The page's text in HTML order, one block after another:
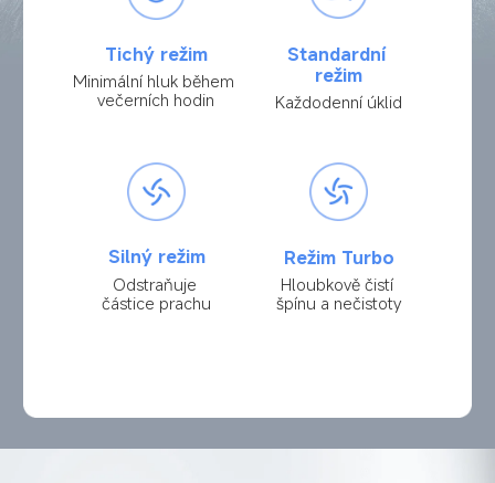
Tichý režim
Minimální hluk během
večerních hodin
Standardní
režim
Každodenní úklid
Silný režim
Odstraňuje
částice prachu
Režim Turbo
Hloubkově čistí
špínu a nečistoty